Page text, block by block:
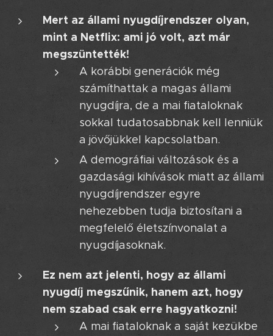
Mert az állami nyugdíjrendszer olyan,
mint a Netflix: ami jó volt, azt már
megszüntették! 📺
A korábbi generációk még
számíthattak a magas állami
nyugdíjra, de a mai fiataloknak
sokkal tudatosabbnak kell lenniük
a jövőjükkel kapcsolatban.
A demográfiai változások és a
gazdasági kihívások miatt az állami
nyugdíjrendszer egyre
nehezebben tudja biztosítani a
megfelelő életszínvonalat a
nyugdíjasoknak.
Ez nem azt jelenti, hogy az állami
nyugdíj megszűnik, hanem azt, hogy
nem szabad csak erre hagyatkozni!
A mai fiataloknak a saját kezükbe